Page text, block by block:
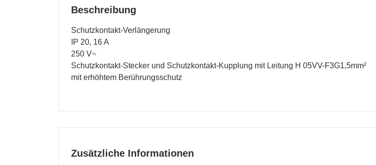
Beschreibung
Schutzkontakt-Verlängerung
IP 20, 16 A
250 V~
Schutzkontakt-Stecker und Schutzkontakt-Kupplung mit Leitung H 05VV-F3G1,5mm²
mit erhöhtem Berührungsschutz
Zusätzliche Informationen